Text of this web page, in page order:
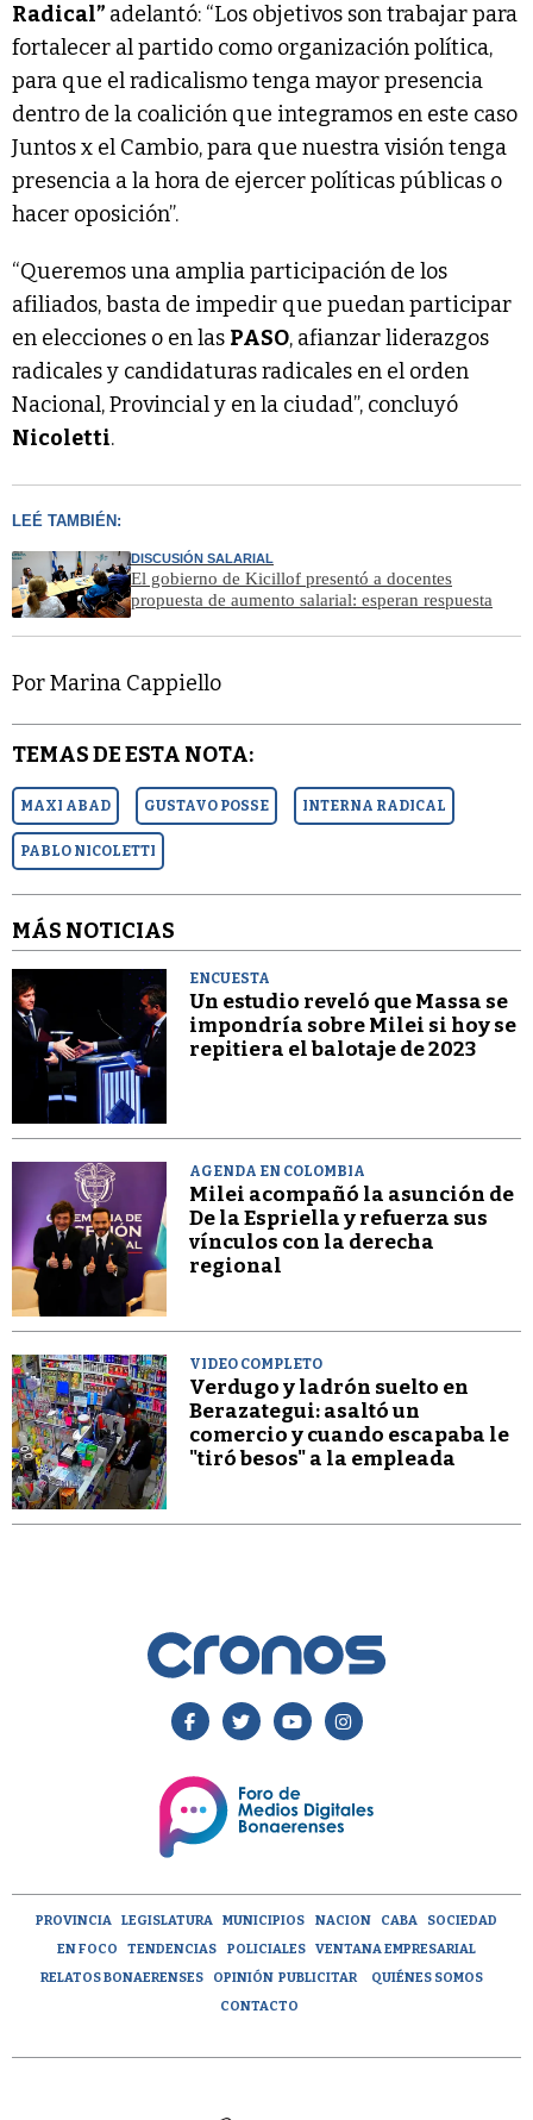
Radical” adelantó: “Los objetivos son trabajar para
fortalecer al partido como organización política,
para que el radicalismo tenga mayor presencia
dentro de la coalición que integramos en este caso
Juntos x el Cambio, para que nuestra visión tenga
presencia a la hora de ejercer políticas públicas o
hacer oposición”.
“Queremos una amplia participación de los
afiliados, basta de impedir que puedan participar
en elecciones o en las PASO, afianzar liderazgos
radicales y candidaturas radicales en el orden
Nacional, Provincial y en la ciudad”, concluyó
Nicoletti.
LEÉ TAMBIÉN:
DISCUSIÓN SALARIAL
El gobierno de Kicillof presentó a docentes
propuesta de aumento salarial: esperan respuesta
Por Marina Cappiello
TEMAS DE ESTA NOTA:
MAXI ABAD GUSTAVO POSSE INTERNA RADICAL
PABLO NICOLETTI
MÁS NOTICIAS
ENCUESTA
Un estudio reveló que Massa se
impondría sobre Milei si hoy se
repitiera el balotaje de 2023
AGENDA EN COLOMBIA
Milei acompañó la asunción de
De la Espriella y refuerza sus
vínculos con la derecha
regional
VIDEO COMPLETO
Verdugo y ladrón suelto en
Berazategui: asaltó un
comercio y cuando escapaba le
"tiró besos" a la empleada
PROVINCIA LEGISLATURA MUNICIPIOS NACION CABA
SOCIEDAD
EN FOCO
TENDENCIAS POLICIALES
VENTANA EMPRESARIAL
RELATOS BONAERENSES
OPINIÓN PUBLICITAR
QUIÉNES SOMOS
CONTACTO